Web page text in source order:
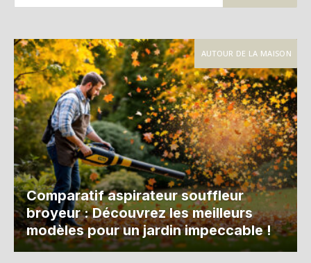
AUTOUR DE LA MAISON
Comparatif aspirateur souffleur
broyeur : Découvrez les meilleurs
modèles pour un jardin impeccable !